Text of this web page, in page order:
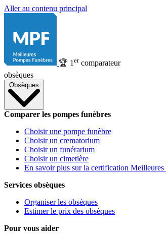
Aller au contenu principal
🏆 1 ercomparateur
obsèques
Obsèques
Comparer les pompes funèbres
Choisir une pompe funèbre
Choisir un crematorium
Choisir un funérarium
Choisir un cimetière
En savoir plus sur la certification Meilleures
Services obsèques
Organiser les obsèques
Estimer le prix des obsèques
Pour vous aider